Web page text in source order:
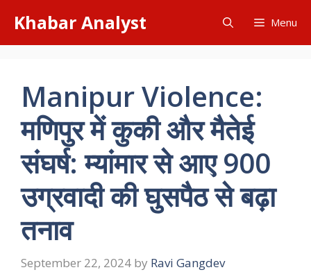
content
Khabar Analyst Menu
Manipur Violence:
मणिपुर में कुकी और मैतेई
संघर्ष: म्यांमार से आए 900
उग्रवादी की घुसपैठ से बढ़ा
तनाव
September 22, 2024 by Ravi Gangdev